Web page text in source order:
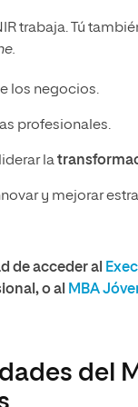
trabaja. Tú
los negocios.
profesionales.
la
y mejorar
de acceder al
o al
MBA
del